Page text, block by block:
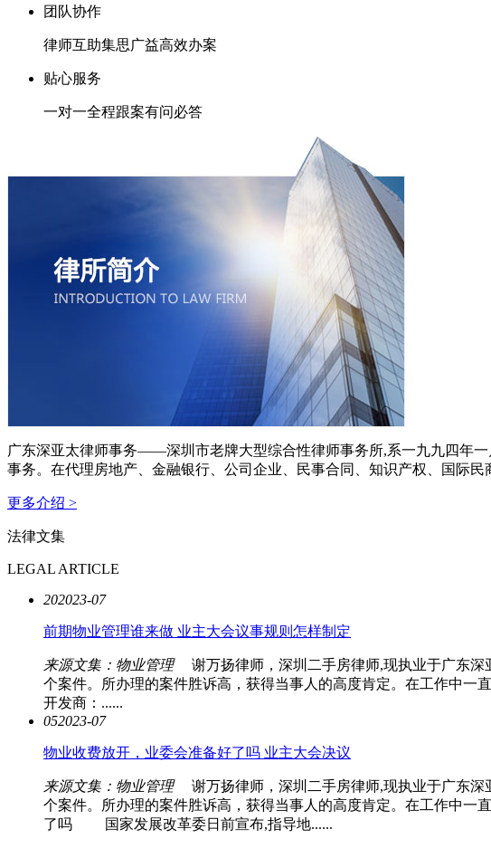
团队协作
律师互助集思广益高效办案
贴心服务
一对一全程跟案有问必答
广东深亚太律师事务——深圳市老牌大型综合性律师事务所,系一九九四年
事务。在代理房地产、金融银行、公司企业、民事合同、知识产权、国际
更多介绍 >
法律文集
LEGAL ARTICLE
202023-07
前期物业管理谁来做 业主大会议事规则怎样制定
来源文集：物业管理
谢万扬律师，深圳二手房律师,现执业于广东深
个案件。所办理的案件胜诉高，获得当事人的高度肯定。在工作
开发商：......
052023-07
物业收费放开，业委会准备好了吗 业主大会决议
来源文集：物业管理
谢万扬律师，深圳二手房律师,现执业于广东深
个案件。所办理的案件胜诉高，获得当事人的高度肯定。在工作中
了吗 国家发展改革委日前宣布,指导地......